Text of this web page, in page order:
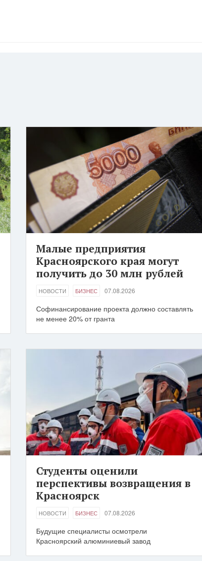
Малые предприятия
Красноярского края могут
получить до 30 млн рублей
НОВОСТИ БИЗНЕС 07.08.2026
Софинансирование проекта должно составлять
не менее 20% от гранта
Студенты оценили
перспективы возвращения в
Красноярск
НОВОСТИ БИЗНЕС 07.08.2026
Будущие специалисты осмотрели
Красноярский алюминиевый завод